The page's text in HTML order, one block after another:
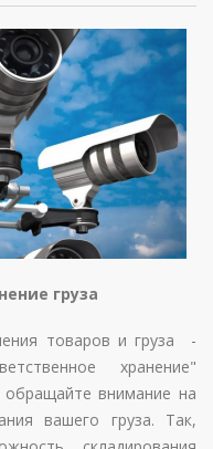
груза
товаров и груза -
хранение"
внимание на
вашего груза. Так,